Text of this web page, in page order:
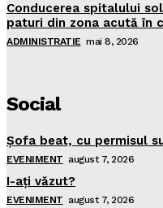
Conducerea spitalului
paturi din zona acută în
ADMINISTRATIE mai 8, 2026
Social
Şofa beat, cu permisul
EVENIMENT august 7, 2026
I-aţi văzut?
EVENIMENT august 7, 2026